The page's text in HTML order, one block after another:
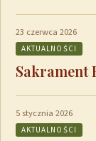
23 czerwca 2026
AKTUALNOŚCI
Sakrament
5 stycznia 2026
AKTUALNOŚCI